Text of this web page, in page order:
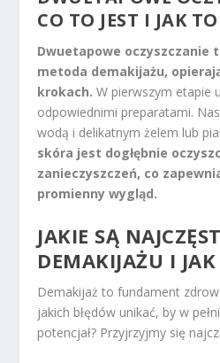
CO TO JEST I JAK
Dwuetapowe oczyszczanie
metoda demakijażu,
krokach. W pierwszym etapie
odpowiednimi preparatami.
wodą i delikatnym żelem lub
skóra jest dogłębnie
zanieczyszczeń, co
promienny wygląd.
JAKIE SĄ
DEMAKIJAŻU I
Demakijaż to fundament
jakich błędów unikać, by w
potencjał? Przyjrzyjmy się